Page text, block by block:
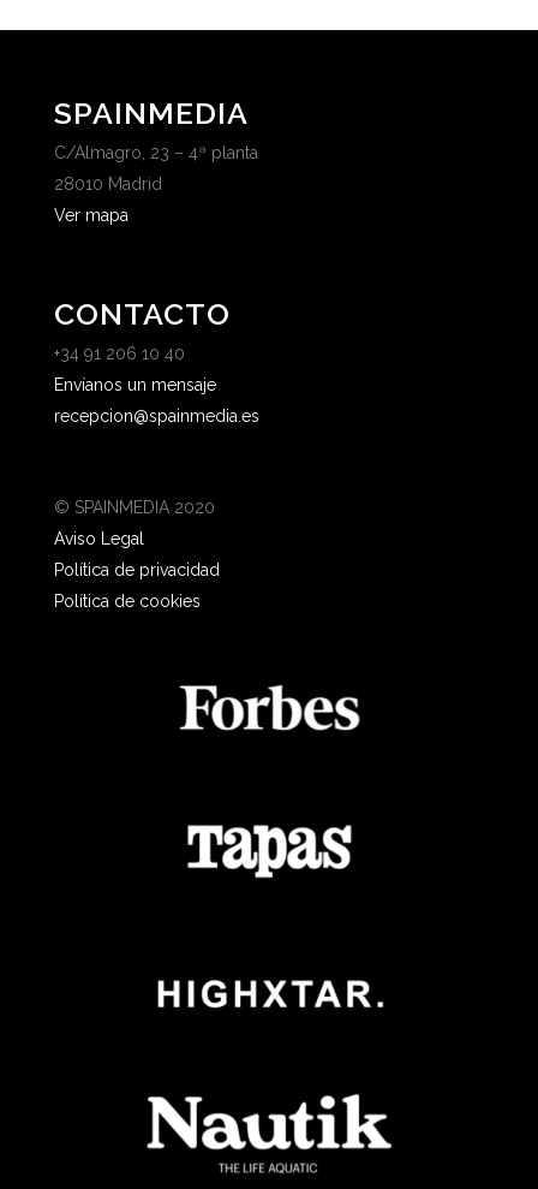
SPAINMEDIA
C/Almagro, 23 – 4ª planta
28010 Madrid
Ver mapa
CONTACTO
+34 91 206 10 40
Envíanos un mensaje
recepcion@spainmedia.es
© SPAINMEDIA 2020
Aviso Legal
Política de privacidad
Política de cookies